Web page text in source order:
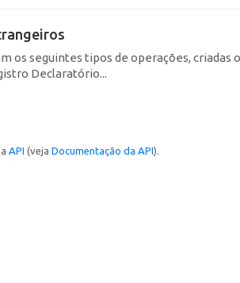
os seguintes tipos de operações, criadas
Declaratório...
API (veja Documentação da API).